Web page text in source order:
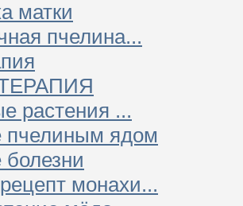
матки
пчелина...
растения ...
пчелиным ядом
монахи...